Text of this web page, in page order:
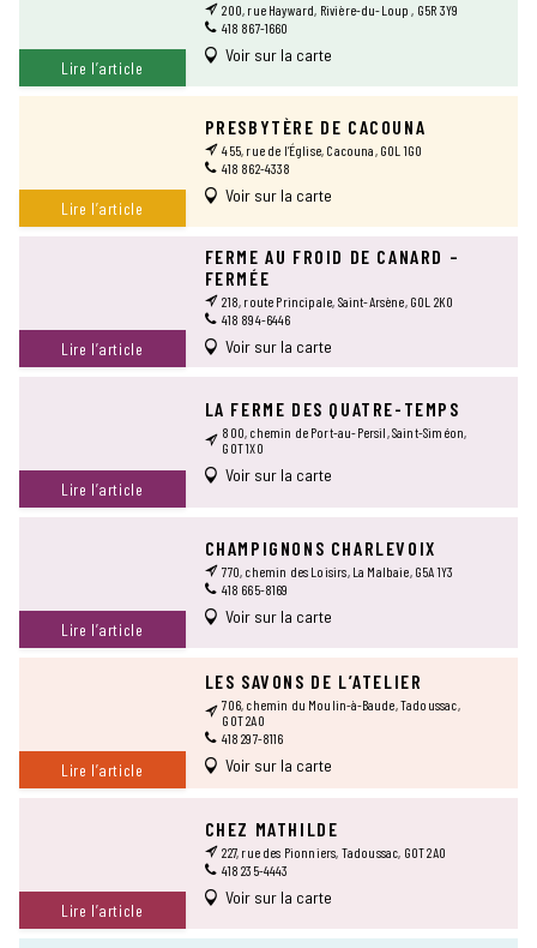
Lire l’article
200, rue Hayward, Rivière-du-Loup , G5R 3Y9
418 867-1660
Voir sur la carte
Lire l’article
PRESBYTÈRE DE CACOUNA
455, rue de l’Église, Cacouna, G0L 1G0
418 862-4338
Voir sur la carte
Lire l’article
FERME AU FROID DE CANARD –
FERMÉE
218, route Principale, Saint-Arsène, G0L 2K0
418 894-6446
Voir sur la carte
Lire l’article
LA FERME DES QUATRE-TEMPS
800, chemin de Port-au-Persil, Saint-Siméon,
G0T 1X0
Voir sur la carte
Lire l’article
CHAMPIGNONS CHARLEVOIX
770, chemin des Loisirs, La Malbaie, G5A 1Y3
418 665-8169
Voir sur la carte
Lire l’article
LES SAVONS DE L’ATELIER
706, chemin du Moulin-à-Baude, Tadoussac,
G0T 2A0
418 297-8116
Voir sur la carte
Lire l’article
CHEZ MATHILDE
227, rue des Pionniers, Tadoussac, G0T 2A0
418 235-4443
Voir sur la carte